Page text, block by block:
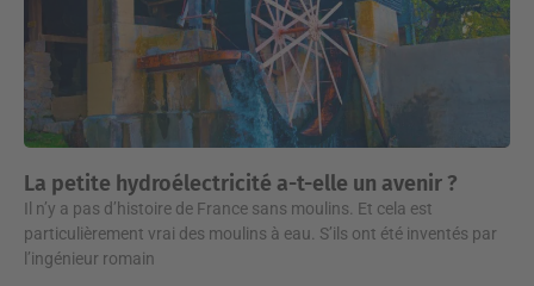
La petite hydroélectricité a-t-elle un avenir ?
Il n’y a pas d’histoire de France sans moulins. Et cela est
particulièrement vrai des moulins à eau. S’ils ont été inventés par
l’ingénieur romain